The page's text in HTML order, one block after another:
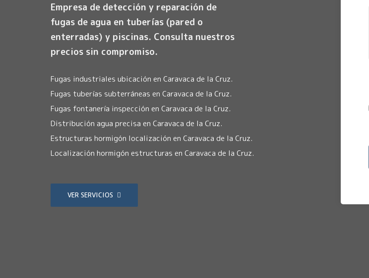
Empresa de detección y reparación de
fugas de agua en tuberías (pared o
enterradas) y piscinas. Consulta nuestros
precios sin compromiso.
Fugas industriales ubicación en Caravaca de la Cruz.
Fugas tuberías subterráneas en Caravaca de la Cruz.
Fugas fontanería inspección en Caravaca de la Cruz.
Distribución agua precisa en Caravaca de la Cruz.
Estructuras hormigón localización en Caravaca de la Cruz.
Localización hormigón estructuras en Caravaca de la Cruz.
VER SERVICIOS